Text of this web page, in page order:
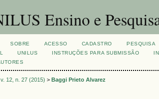
Ensino e
SOBRE ACESSO CADASTRO
PESQUISA
UNILUS INSTRUÇÕES PARA SUBMISSÃO
v. 12, n. 27 (2015) > Baggi Prieto Alvarez